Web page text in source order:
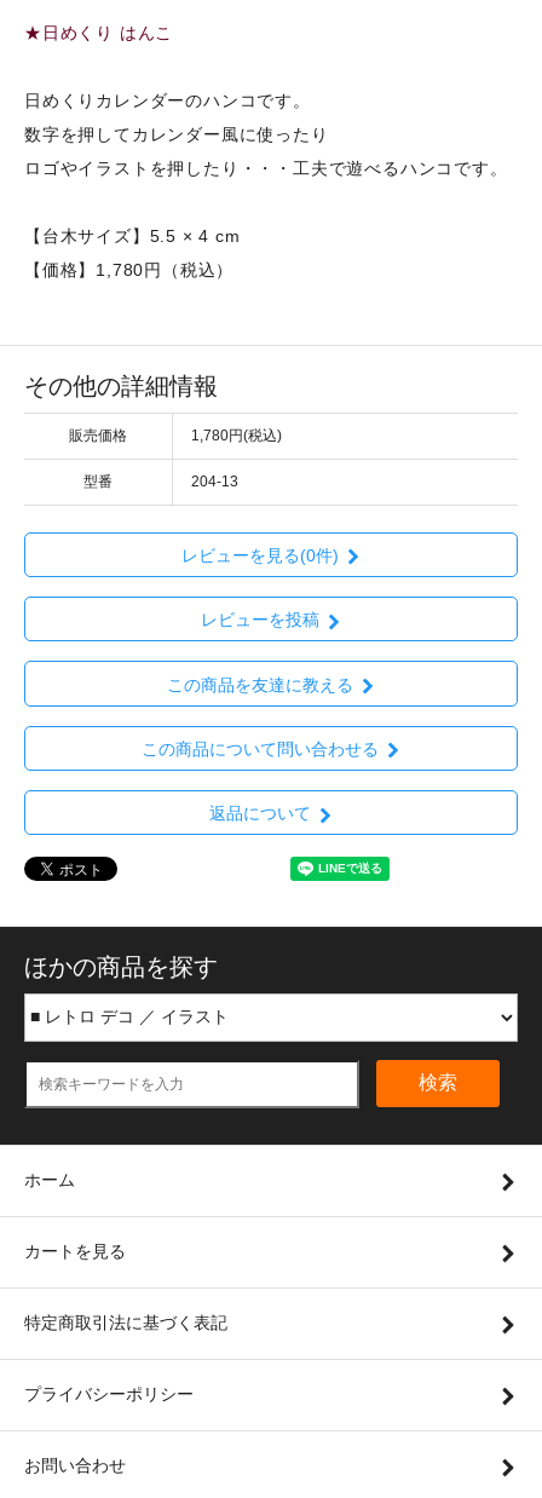
★日めくり はんこ
日めくりカレンダーのハンコです。
数字を押してカレンダー風に使ったり
ロゴやイラストを押したり・・・工夫で遊べるハンコです。
【台木サイズ】5.5 × 4 cm
【価格】1,780円（税込）
その他の詳細情報
販売価格 1,780円(税込)
型番 204-13
レビューを見る(0件)
レビューを投稿
この商品を友達に教える
この商品について問い合わせる
返品について
ほかの商品を探す
検索
ホーム
カートを見る
特定商取引法に基づく表記
プライバシーポリシー
お問い合わせ